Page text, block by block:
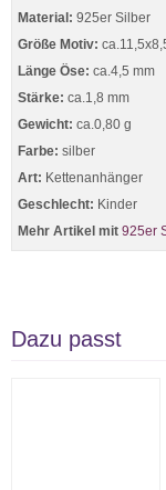
Material: 925er Silber
Größe Motiv:
Länge Öse: ca.4,5 mm
Stärke: ca.1,8 mm
Gewicht: ca.0,80 g
Farbe: silber
Art: Kettenanhänger
Geschlecht: Kinder
Mehr Artikel mit 925er
Dazu passt